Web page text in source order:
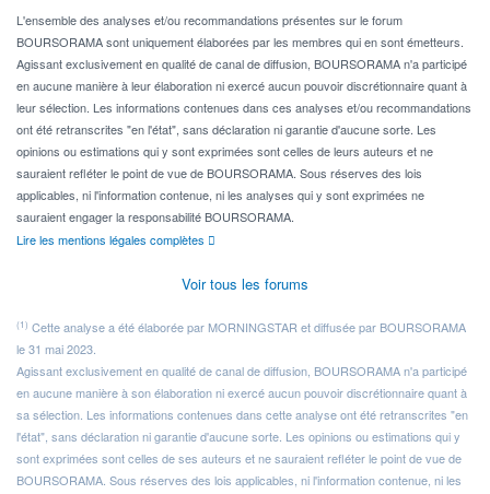
Pour l' ...
L'ensemble des analyses et/ou recommandations présentes sur le forum
BOURSORAMA sont uniquement élaborées par les membres qui en sont émetteurs.
Agissant exclusivement en qualité de canal de diffusion, BOURSORAMA n'a participé
en aucune manière à leur élaboration ni exercé aucun pouvoir discrétionnaire quant à
leur sélection. Les informations contenues dans ces analyses et/ou recommandations
ont été retranscrites "en l'état", sans déclaration ni garantie d'aucune sorte. Les
opinions ou estimations qui y sont exprimées sont celles de leurs auteurs et ne
sauraient refléter le point de vue de BOURSORAMA. Sous réserves des lois
applicables, ni l'information contenue, ni les analyses qui y sont exprimées ne
sauraient engager la responsabilité BOURSORAMA.
Lire les mentions légales complètes
Voir tous les forums
(1) Cette analyse a été élaborée par MORNINGSTAR et diffusée par BOURSORAMA
le 31 mai 2023.
Agissant exclusivement en qualité de canal de diffusion, BOURSORAMA n'a participé
en aucune manière à son élaboration ni exercé aucun pouvoir discrétionnaire quant à
sa sélection. Les informations contenues dans cette analyse ont été retranscrites "en
l'état", sans déclaration ni garantie d'aucune sorte. Les opinions ou estimations qui y
sont exprimées sont celles de ses auteurs et ne sauraient refléter le point de vue de
BOURSORAMA. Sous réserves des lois applicables, ni l'information contenue, ni les